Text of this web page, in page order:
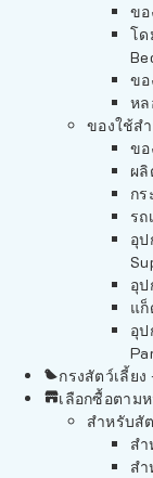
ขอ
โด
ขอ
หล
ของใช้ส
ขอ
ผ
กร
รถ
อุ
อุ
แก็
อุ
กรงสัตว์เลี้ย
เลือกซื้อตาม
สำหรับสั
สำ
ส